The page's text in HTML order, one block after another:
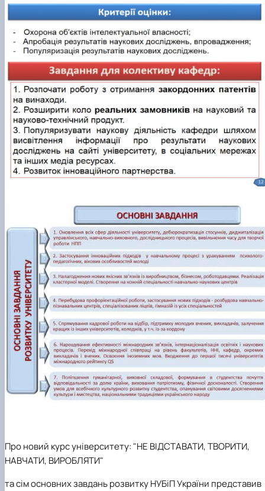
Про новий курс університету: "НЕ ВІДСТАВАТИ, ТВОРИТИ,
НАВЧАТИ, ВИРОБЛЯТИ"
тасім основних завдань розвитку НУБіП України представив